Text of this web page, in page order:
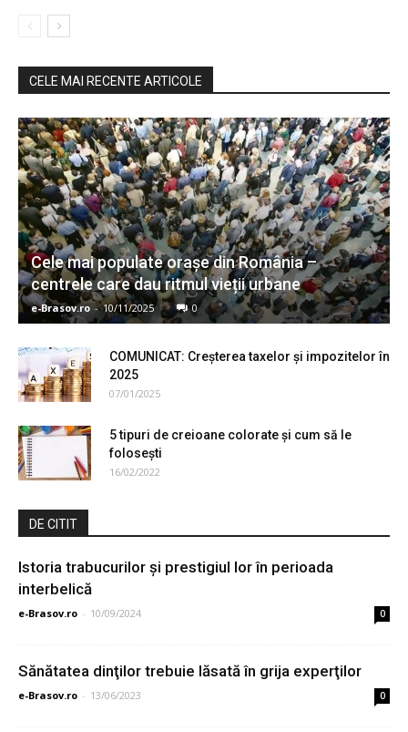
CELE MAI RECENTE ARTICOLE
Cele mai populate orașe din România –
centrele care dau ritmul vieții urbane
e-Brasov.ro - 10/11/2025 0
COMUNICAT: Creșterea taxelor și impozitelor în
2025
07/01/2025
5 tipuri de creioane colorate și cum să le
folosești
16/02/2022
DE CITIT
Istoria trabucurilor și prestigiul lor în perioada
interbelică
e-Brasov.ro - 10/09/2024 0
Sănătatea dinţilor trebuie lăsată în grija experţilor
e-Brasov.ro - 13/06/2023 0